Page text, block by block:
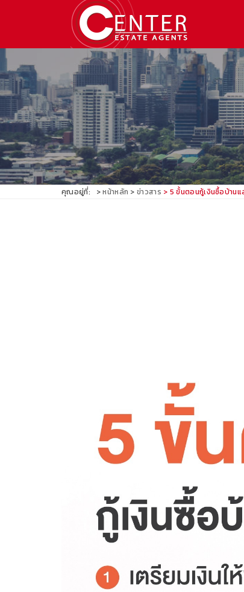
คุณอยู่ที่: หน้าหลัก ข่าวสาร 5 ขั้นตอนกู้เงินซื้อบ้านแ